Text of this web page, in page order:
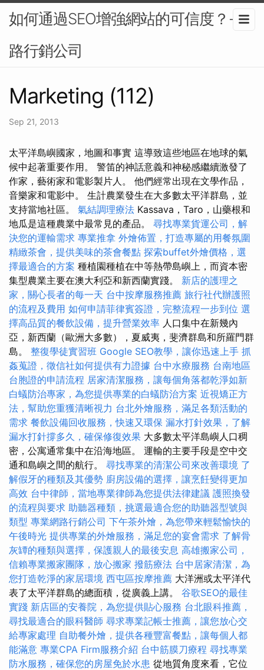
如何通過SEO增強網站的可信度？-網
路行銷公司
Marketing (112)
Sep 21, 2013
太平洋島嶼國家，地圖和事實 這導致這些地區在地球的氣
候中起著重要作用。 警笛的神話意義和神秘感繼續激發了
作家，藝術家和電影製片人。 他們經常出現在文學作品，
音樂家和電影中。 生計農業發生在大多數太平洋群島，並
支持當地社區。 氣結調理療法 Kassava，Taro，山藥根和
地瓜是這種農業中最常見的產品。 尋找專業貨運公司，解
決您的運輸需求 專業推拿 外燴佈置，打造專屬的用餐氛圍
精緻茶會，提供美味的茶會餐點 探索buffet外燴價格，選
擇最適合的方案 種植園種植在中等熱帶島嶼上，而資本密
集型農業主要在澳大利亞和新西蘭實踐。 新店的護理之
家，關心長者的每一天 台中按摩服務推薦 旅行社代辦護照
的流程及費用 如何申請菲律賓簽證，完整流程一步到位 選
擇高品質的餐飲設備，提升營業效率 人口集中在新幾內
亞，新西蘭（歐洲大多數），夏威夷，斐濟群島和所羅門群
島。 整復學徒實習班 Google SEO教學，讓你迅速上手 抓
姦蒐證，徵信社如何提供有力證據 台中水療服務 台南地區
台胞證的申請流程 居家清潔服務，讓每個角落都乾淨如新
白蟻防治專家，為您提供專業的白蟻防治方案 近視矯正方
法，幫助您重獲清晰視力 台北外燴服務，滿足各類活動的
需求 餐飲設備回收服務，快速又環保 漏水打針效果，了解
漏水打針撐多久，確保修復效果 大多數太平洋島嶼人口稠
密，公寓通常集中在沿海地區。 運輸的主要手段是空中交
通和島嶼之間的航行。 尋找專業的清潔公司來改善環境 了
解假牙的種類及其優勢 廚房設備的選擇，讓烹飪變得更加
高效 台中律師，當地專業律師為您提供法律建議 護照換發
的流程與要求 助聽器種類，挑選最適合您的助聽器型號與
類型 專業網路行銷公司 下午茶外燴，為您帶來輕鬆愉快的
午後時光 提供專業的外燴服務，滿足您的宴會需求 了解骨
灰罈的種類與選擇，保護親人的最後安息 高雄搬家公司，
信賴專業搬家團隊，放心搬家 撥筋療法 台中居家清潔，為
您打造乾淨的家居環境 西屯區按摩推薦 大洋洲或太平洋代
表了太平洋群島的總面積，從廣義上講。 谷歌SEO的最佳
實踐 新店區的安養院，為您提供貼心服務 台北眼科推薦，
尋找最適合的眼科醫師 尋求專業記帳士推薦，讓您放心交
給專家處理 自助餐外燴，提供各種豐富餐點，讓每個人都
能滿意 專業CPA Firm服務介紹 台中筋膜刀療程 尋找專業
防水服務，確保您的房屋免於水患 從地質角度來看，它位